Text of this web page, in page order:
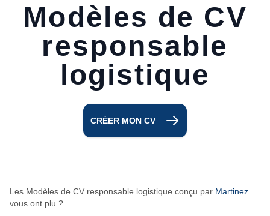
Modèles de CV
responsable
logistique
CRÉER MON CV
Les Modèles de CV responsable logistique conçu par Martinez
vous ont plu ?